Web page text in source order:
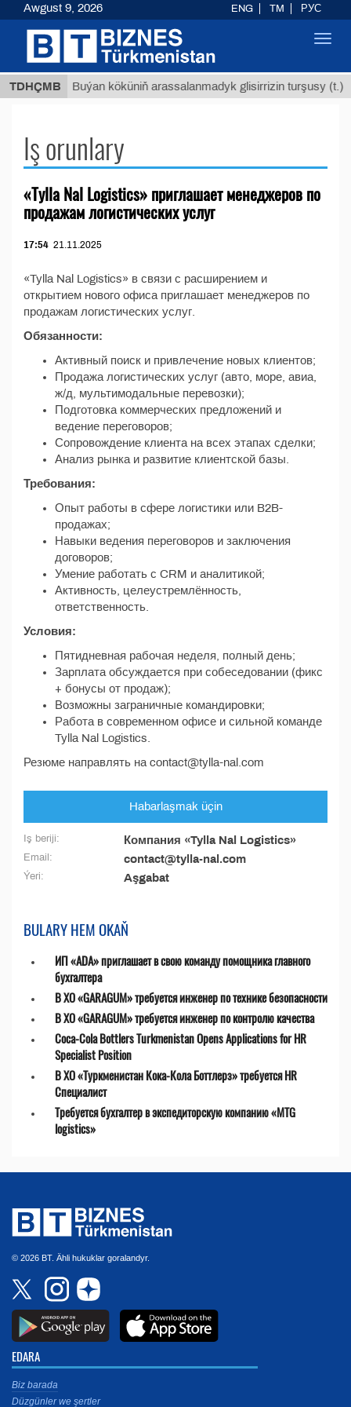
TDHÇMB
ТМТ Buýan köküniň arassalanmadyk glisirrizin turşusy (t.)
Iş orunlary
«Tylla Nal Logistics» приглашает менеджеров по
продажам логистических услуг
17:54 21.11.2025
«Tylla Nal Logistics» в связи с расширением и
открытием нового офиса приглашает менеджеров по
продажам логистических услуг.
Обязанности:
Активный поиск и привлечение новых клиентов;
Продажа логистических услуг (авто, море, авиа,
ж/д, мультимодальные перевозки);
Подготовка коммерческих предложений и
ведение переговоров;
Сопровождение клиента на всех этапах сделки;
Анализ рынка и развитие клиентской базы.
Требования:
Опыт работы в сфере логистики или B2B-
продажах;
Навыки ведения переговоров и заключения
договоров;
Умение работать с CRM и аналитикой;
Активность, целеустремлённость,
ответственность.
Условия:
Пятидневная рабочая неделя, полный день;
Зарплата обсуждается при собеседовании (фикс
+ бонусы от продаж);
Возможны заграничные командировки;
Работа в современном офисе и сильной команде
Tylla Nal Logistics.
Резюме направлять на contact@tylla-nal.com
Habarlaşmak üçin
Iş beriji: Компания «Tylla Nal Logistics»
Email: contact@tylla-nal.com
Ýeri: Aşgabat
BULARY HEM OKAŇ
ИП «ADA» приглашает в свою команду помощника главного
бухгалтера
В ХО «GARAGUM» требуется инженер по технике безопасности
В ХО «GARAGUM» требуется инженер по контролю качества
Coca-Cola Bottlers Turkmenistan Opens Applications for HR
Specialist Position
В ХО «Туркменистан Кока-Кола Боттлерз» требуется HR
Специалист
Требуется бухгалтер в экспедиторскую компанию «MTG
logistics»
© 2026 BT. Ähli hukuklar goralandyr.
EDARA
Biz barada
Düzgünler we şertler
Awgust 9, 2026 ENG TM РУС